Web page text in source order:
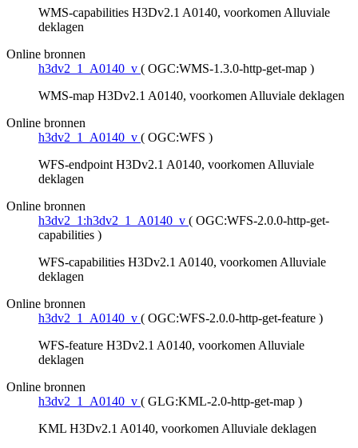
WMS-capabilities H3Dv2.1 A0140, voorkomen Alluviale
deklagen
Online bronnen
h3dv2_1_A0140_v ( OGC:WMS-1.3.0-http-get-map )
WMS-map H3Dv2.1 A0140, voorkomen Alluviale deklagen
Online bronnen
h3dv2_1_A0140_v ( OGC:WFS )
WFS-endpoint H3Dv2.1 A0140, voorkomen Alluviale
deklagen
Online bronnen
h3dv2_1:h3dv2_1_A0140_v ( OGC:WFS-2.0.0-http-get-
capabilities )
WFS-capabilities H3Dv2.1 A0140, voorkomen Alluviale
deklagen
Online bronnen
h3dv2_1_A0140_v ( OGC:WFS-2.0.0-http-get-feature )
WFS-feature H3Dv2.1 A0140, voorkomen Alluviale
deklagen
Online bronnen
h3dv2_1_A0140_v ( GLG:KML-2.0-http-get-map )
KML H3Dv2.1 A0140, voorkomen Alluviale deklagen